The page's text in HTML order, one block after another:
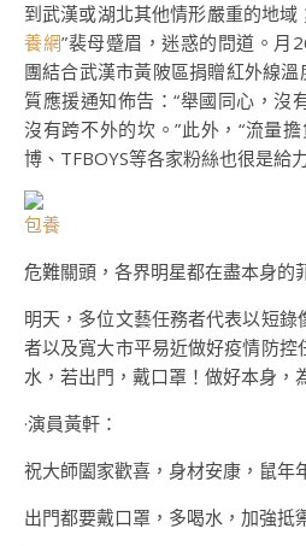
到武漢或湖北其他情形嚴重的地域
養網”裴母蹙眉，迷惑的問道。月
團結合武漢市黃陂區捐贈紅外線
質應援通知佈告：“舉國同心，沒
沒有跨不外的坎。”此外，“流量擔
博、TFBOYS等各家粉絲也很是給
包養
危難關頭，各界明星都在盡本身的
明天，多位文藝任務者代表以短
者以及寬大市平易近做好疫情防控
水，若出門，戴口罩！做好本身，
·演員黃軒：
祝大師闔家歡喜，身材安康，鼠年
出門都要戴口罩，多喝水，加強抵